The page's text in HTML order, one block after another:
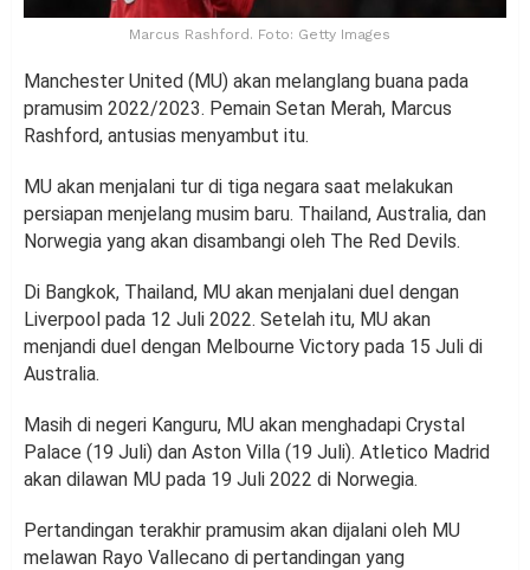
Marcus Rashford. Foto: Getty Images
Manchester United (MU) akan melanglang buana pada
pramusim 2022/2023. Pemain Setan Merah, Marcus
Rashford, antusias menyambut itu.
MU akan menjalani tur di tiga negara saat melakukan
persiapan menjelang musim baru. Thailand, Australia, dan
Norwegia yang akan disambangi oleh The Red Devils.
Di Bangkok, Thailand, MU akan menjalani duel dengan
Liverpool pada 12 Juli 2022. Setelah itu, MU akan
menjandi duel dengan Melbourne Victory pada 15 Juli di
Australia.
Masih di negeri Kanguru, MU akan menghadapi Crystal
Palace (19 Juli) dan Aston Villa (19 Juli). Atletico Madrid
akan dilawan MU pada 19 Juli 2022 di Norwegia.
Pertandingan terakhir pramusim akan dijalani oleh MU
melawan Rayo Vallecano di pertandingan yang